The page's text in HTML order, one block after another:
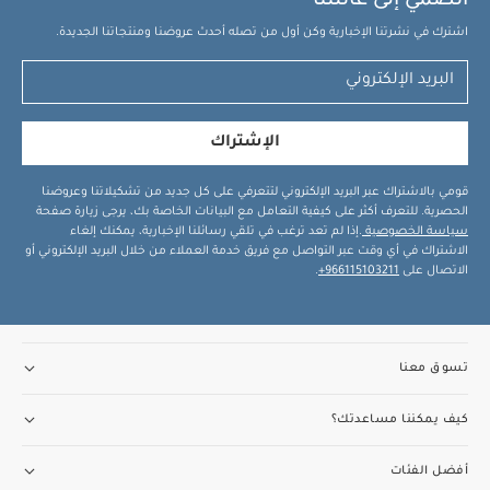
الأبعاد: 79 × 32.5 × 18.5 سم الوزن: 3.6 كغم
قد يعجبك
قطع مهد أوكارو 2 محمول - كريما مهد أوكارو 2 محمول – إكليبس
عربة
اشترك في نشرتنا الإخبارية وكن أول من تصله أحدث عروضنا ومنتجاتنا الجديدة.
الإشتراك
قومي بالاشتراك عبر البريد الإلكتروني لتتعرفي على كل جديد من تشكيلاتنا وعروضنا
الحصرية. للتعرف أكثر على كيفية التعامل مع البيانات الخاصة بك، يرجى زيارة صفحة
سياسة الخصوصية .إذا لم تعد ترغب في تلقي رسائلنا الإخبارية، يمكنك إلغاء
الاشتراك في أي وقت عبر التواصل مع فريق خدمة العملاء من خلال البريد الإلكتروني أو
الاتصال على 966115103211+
.
تسوق معنا
كيف يمكننا مساعدتك؟
أفضل الفئات